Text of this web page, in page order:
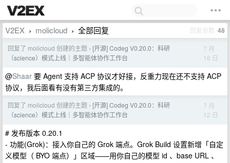
V2EX › molicloud › 全部回复 回复总数 48
回复了 molicloud 创建的主题 › [开源] Codeg V0.20.0：科研
（science）模式上线｜多智能体协作工作台
7 月
16 日
@Shaar 要 Agent 支持 ACP 协议才好接，反重力现在还不支持 ACP
协议，我后面看有没有第三方集成的。
回复了 molicloud 创建的主题 › [开源] Codeg V0.20.0：科研
（science）模式上线｜多智能体协作工作台
7 月
12 日
# 发布版本 0.20.1
- 功能(Grok)：接入你自己的 Grok 端点。Grok Build 设置新增「自定
义模型（ BYO 端点）」区域——用你自己的模型 id 、base URL 、